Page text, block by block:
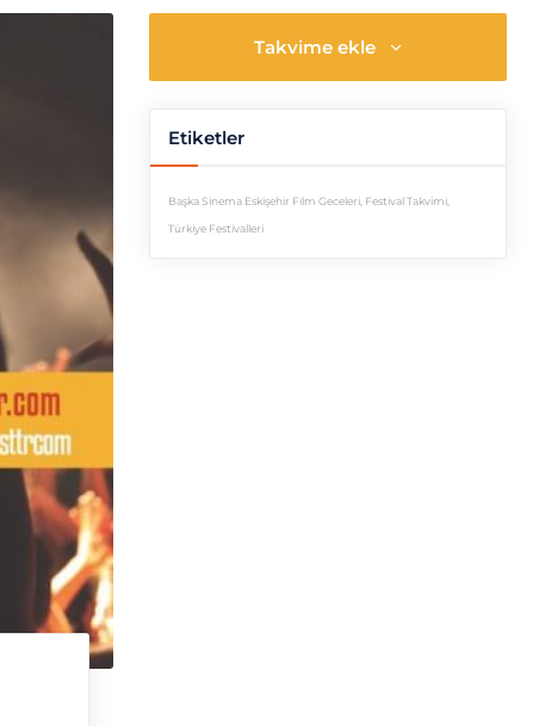
Takvime ekle
Etiketler
Başka Sinema Eskişehir Film Geceleri Festival Takvimi
Türkiye Festivalleri